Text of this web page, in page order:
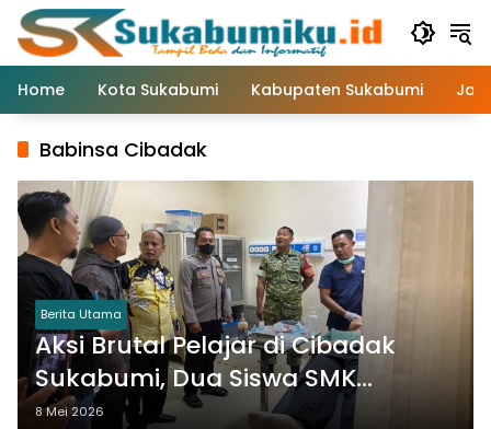
Langsung
konten
Home
Kota Sukabumi Kabupaten Sukabumi
Babinsa Cibadak
Berita Utama
Aksi Brutal Pelajar di Cibadak
Sukabumi, Dua Siswa SMK
Pertanian Dibacok
8 Mei 2026